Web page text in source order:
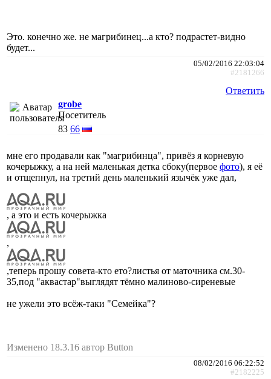
Это. конечно же. не магрибинец...а кто? подрастет-видно
будет...
05/02/2016 22:03:04
#2181266
Ответить
grobe
Посетитель
83 66
мне его продавали как "магрибинца", привёз я корневую
кочерыжку, а на ней маленькая детка сбоку(первое фото), я её
и отщепнул, на третий день маленький язычёк уже дал,
, а это и есть кочерыжка
,
,теперь прошу совета-кто ето?листья от маточника см.30-
35,под "аквастар"выглядят тёмно малиново-сиреневые
не ужели это всёж-таки "Семейка"?
Изменено 18.3.16 автор Button
08/02/2016 06:22:52
#2182225